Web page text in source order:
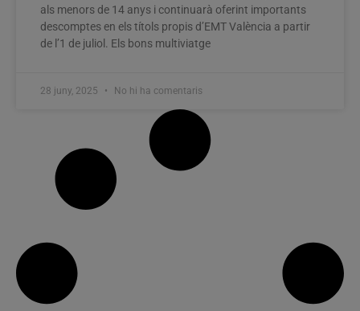
als menors de 14 anys i continuarà oferint importants
descomptes en els títols propis d’EMT València a partir
de l’1 de juliol. Els bons multiviatge
28 juny, 2025 No hi ha comentaris